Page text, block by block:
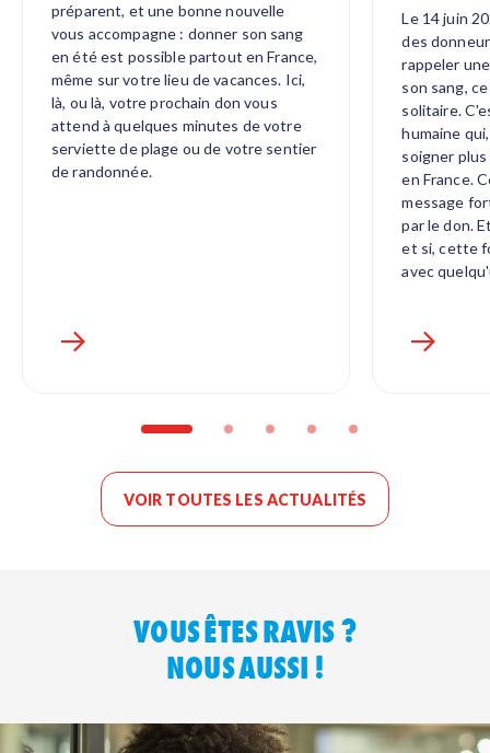
VOIR TOUTES LES ACTUALITÉS
préparent, et une bonne nouvelle
vous accompagne : donner son sang
en été est possible partout en France,
même sur votre lieu de vacances. Ici,
là, ou là, votre prochain don vous
attend à quelques minutes de votre
serviette de plage ou de votre sentier
de randonnée.
Le 14 juin
des
rappeler
son sang,
solitaire.
humaine
soigner
en France.
message
par le don.
et si, cette
avec
VOUS ÊTES RAVIS ?
NOUS AUSSI !